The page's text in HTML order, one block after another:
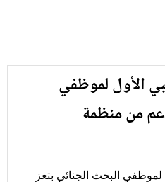
الأول لموظفي
من منظمة
لموظفي البحث الجنائي بتعز